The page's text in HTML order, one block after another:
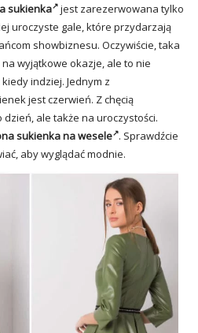
sukienka
jest zarezerwowana tylko
uroczyste gale, które przydarzają
showbiznesu. Oczywiście, taka
wyjątkowe okazje, ale to nie
indziej. Jednym z
jest czerwień. Z chęcią
ale także na uroczystości.
sukienka na wesele . Sprawdźcie
aby wyglądać modnie.